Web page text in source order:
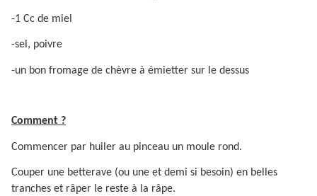
-1 Cc de miel
-sel, poivre
-un bon fromage de chèvre à émietter sur le dessus
Comment ?
Commencer par huiler au pinceau un moule rond.
Couper une betterave (ou une et demi si besoin) en belles
tranches et râper le reste à la râpe.